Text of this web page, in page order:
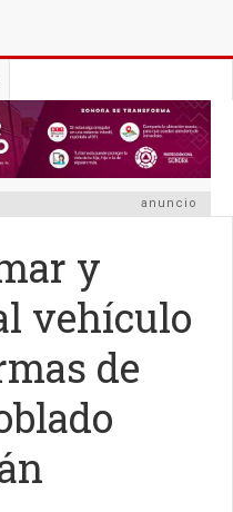
anuncio
y
vehículo
de